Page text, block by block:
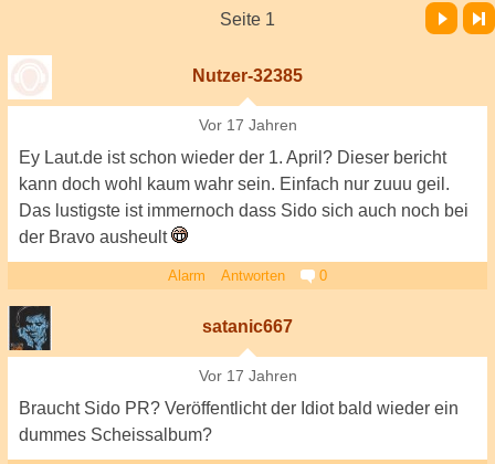
Seite 1
Vor Letzte Seite
Nutzer-32385
Vor 17 Jahren
Ey Laut.de ist schon wieder der 1. April? Dieser bericht
kann doch wohl kaum wahr sein. Einfach nur zuuu geil.
Das lustigste ist immernoch dass Sido sich auch noch bei
der Bravo ausheult
Alarm Antworten 0
satanic667
Vor 17 Jahren
Braucht Sido PR? Veröffentlicht der Idiot bald wieder ein
dummes Scheissalbum?